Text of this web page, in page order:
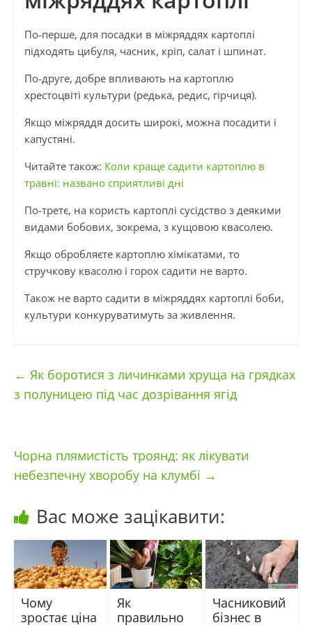
По-перше, для посадки в міжряддях картоплі
підходять цибуля, часник, кріп, салат і шпинат.
По-друге, добре впливають на картоплю
хрестоцвіті культури (редька, редис, гірчиця).
Якщо міжряддя досить широкі, можна посадити і
капустяні.
Читайте також: Коли краще садити картоплю в
травні: названо сприятливі дні
По-третє, на користь картоплі сусідство з деякими
видами бобових, зокрема, з кущовою квасолею.
Якщо обробляєте картоплю хімікатами, то
стручкову квасолю і горох садити не варто.
Також не варто садити в міжряддях картоплі боби,
культури конкуруватимуть за живлення.
← Як боротися з личинками хруща на грядках
з полуницею під час дозрівання ягід
Чорна плямистість троянд: як лікувати
небезпечну хворобу на клумбі →
Вас може зацікавити:
Чому
зростає ціна
Як
правильно
Часниковий
бізнес в